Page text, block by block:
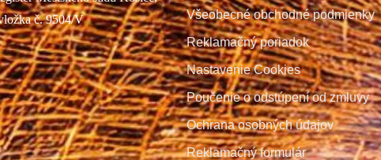
č. 9504/V
Všeobecné obchodné podmienky
Reklamačný poriadok
Nastavenie Cookies
Poučenie o odstúpení od zmluvy
Ochrana osobných údajov
Reklamačný formulár